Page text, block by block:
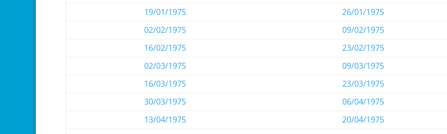
19/01/1975
26/01/1975
02/02/1975
09/02/1975
16/02/1975
23/02/1975
02/03/1975
09/03/1975
16/03/1975
23/03/1975
30/03/1975
06/04/1975
13/04/1975
20/04/1975